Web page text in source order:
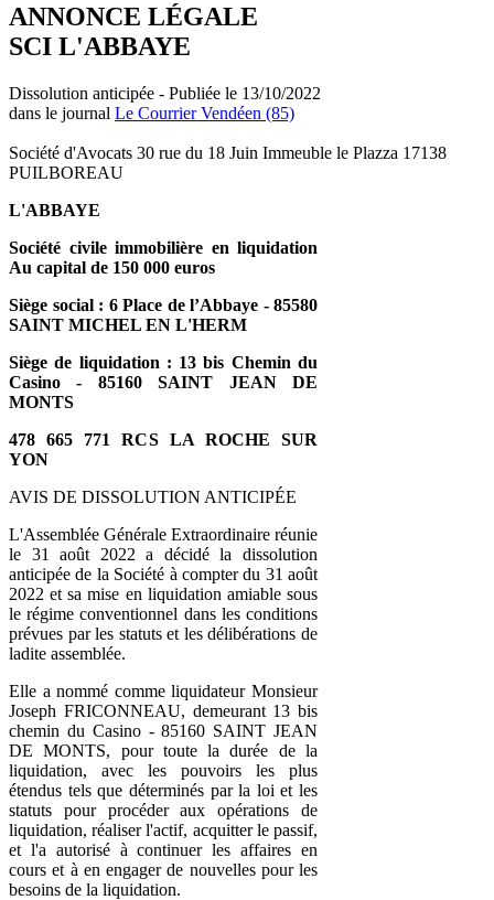
ANNONCE LÉGALE
SCI L'ABBAYE
Dissolution anticipée - Publiée le 13/10/2022
dans le journal Le Courrier Vendéen (85)
Société d'Avocats 30 rue du 18 Juin Immeuble le Plazza 17138
PUILBOREAU
L'ABBAYE
Société civile immobilière en liquidation
Au capital de 150 000 euros
Siège social : 6 Place de l’Abbaye - 85580
SAINT MICHEL EN L'HERM
Siège de liquidation : 13 bis Chemin du
Casino - 85160 SAINT JEAN DE
MONTS
478 665 771 RCS LA ROCHE SUR
YON
AVIS DE DISSOLUTION ANTICIPÉE
L'Assemblée Générale Extraordinaire réunie
le 31 août 2022 a décidé la dissolution
anticipée de la Société à compter du 31 août
2022 et sa mise en liquidation amiable sous
le régime conventionnel dans les conditions
prévues par les statuts et les délibérations de
ladite assemblée.
Elle a nommé comme liquidateur Monsieur
Joseph FRICONNEAU, demeurant 13 bis
chemin du Casino - 85160 SAINT JEAN
DE MONTS, pour toute la durée de la
liquidation, avec les pouvoirs les plus
étendus tels que déterminés par la loi et les
statuts pour procéder aux opérations de
liquidation, réaliser l'actif, acquitter le passif,
et l'a autorisé à continuer les affaires en
cours et à en engager de nouvelles pour les
besoins de la liquidation.